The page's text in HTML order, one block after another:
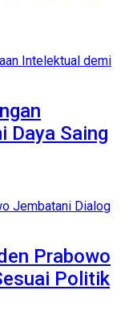
Daya Saing
Prabowo
Politik